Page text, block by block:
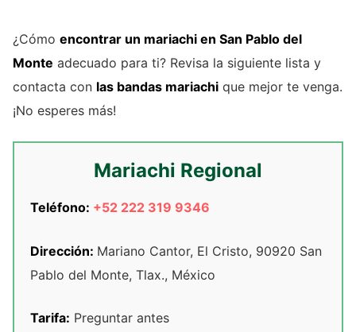
¿Cómo encontrar un mariachi en San Pablo del
Monte adecuado para ti? Revisa la siguiente lista y
contacta con las bandas mariachi que mejor te venga.
¡No esperes más!
Mariachi Regional
Teléfono: +52 222 319 9346
Dirección: Mariano Cantor, El Cristo, 90920 San
Pablo del Monte, Tlax., México
Tarifa: Preguntar antes